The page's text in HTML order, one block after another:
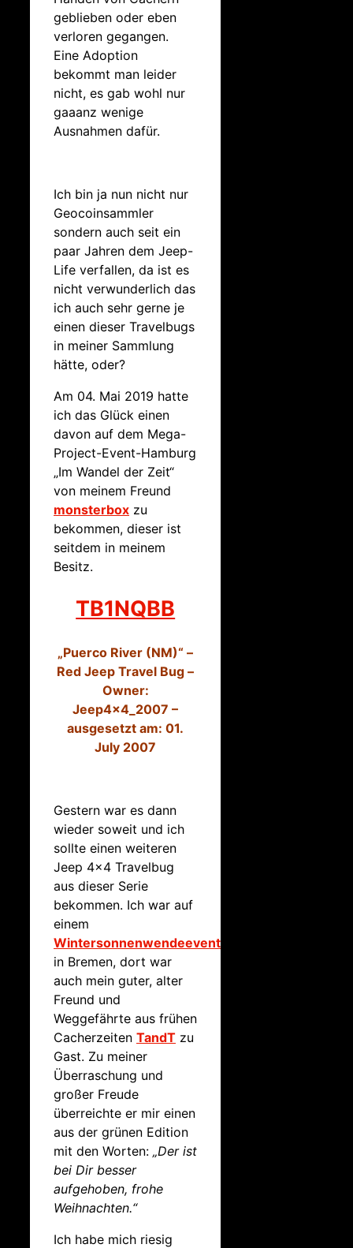
geblieben oder eben
verloren gegangen.
Eine Adoption
bekommt man leider
nicht, es gab wohl nur
gaaanz wenige
Ausnahmen dafür.
Ich bin ja nun nicht nur
Geocoinsammler
sondern auch seit ein
paar Jahren dem Jeep-
Life verfallen, da ist es
nicht verwunderlich das
ich auch sehr gerne je
einen dieser Travelbugs
in meiner Sammlung
hätte, oder?
Am 04. Mai 2019 hatte
ich das Glück einen
davon auf dem Mega-
Project-Event-Hamburg
„Im Wandel der Zeit“
von meinem Freund
monsterbox zu
bekommen, dieser ist
seitdem in meinem
Besitz.
TB1NQBB
„Puerco River (NM)“ –
Red Jeep Travel Bug –
Owner:
Jeep4x4_2007 –
ausgesetzt am: 01.
July 2007
Gestern war es dann
wieder soweit und ich
sollte einen weiteren
Jeep 4×4 Travelbug
aus dieser Serie
bekommen. Ich war auf
einem
Wintersonnenwendeevent
in Bremen, dort war
auch mein guter, alter
Freund und
Weggefährte aus frühen
Cacherzeiten TandT zu
Gast. Zu meiner
Überraschung und
großer Freude
überreichte er mir einen
aus der grünen Edition
mit den Worten: „Der ist
bei Dir besser
aufgehoben, frohe
Weihnachten.“
Ich habe mich riesig